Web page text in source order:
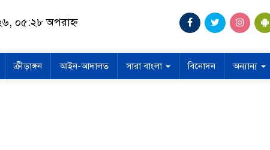
০৫:২৮ অপরাহ্ন
ক্রীড়াঙ্গন আইন-আদালত সারা বাংলা বিনোদন অন্যান্য